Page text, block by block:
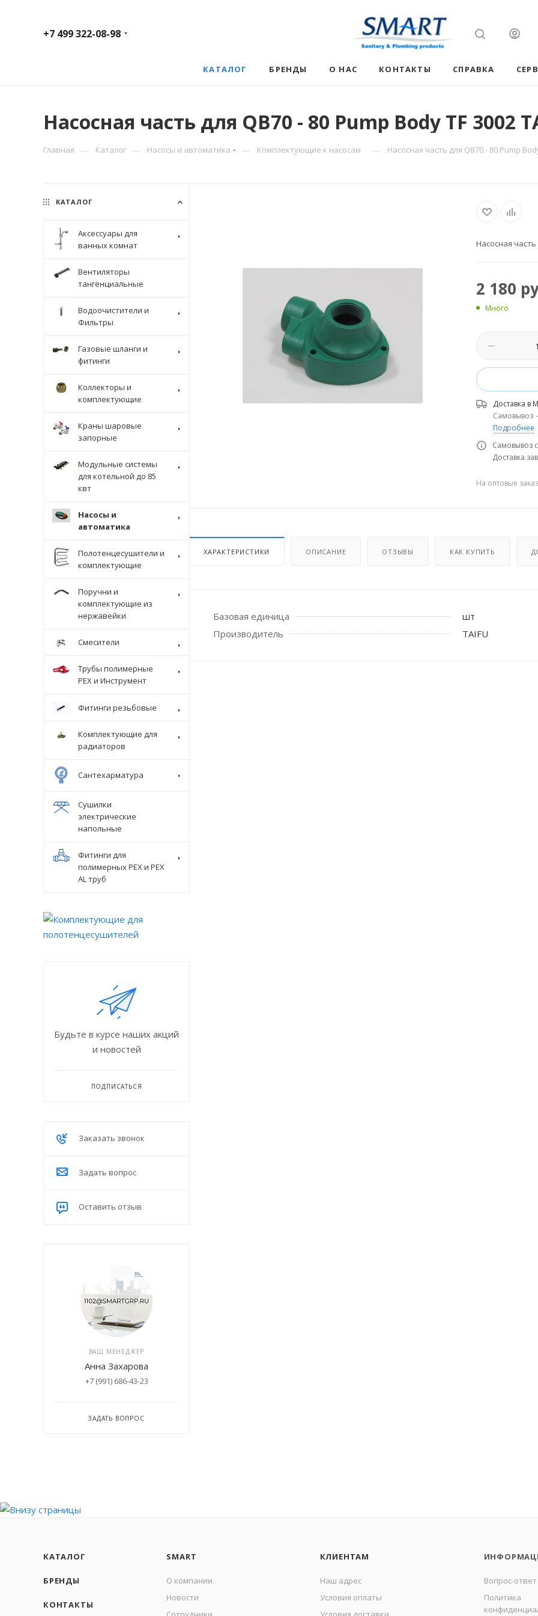
+7 499 322-08-98
КАТАЛОГ БРЕНДЫ О НАС КОНТАКТЫ СПРАВКА
Насосная часть для QB70 - 80 Pump Body TF 3002
Главная — Каталог — Насосы и автоматика — Комплектующие к насосам — Насосная часть для QB70 - 80 Pump
Насосная часть
2 180
Много
Доставка в
Самовывоз
Подробнее
Самовывоз
Доставка
На оптовые
ХАРАКТЕРИСТИКИ ОПИСАНИЕ ОТЗЫВЫ КАК КУПИТЬ
Базовая единица
шт
Производитель
TAIFU
КАТАЛОГ
Аксессуары для
ванных комнат
Вентиляторы
тангенциальные
Водоочистители и
Фильтры
Газовые шланги и
фитинги
Коллекторы и
комплектующие
Краны шаровые
запорные
Модульные системы
для котельной до 85
квт
Насосы и
автоматика
Полотенцесушители и
комплектующие
Поручни и
комплектующие из
нержавейки
Смесители
Трубы полимерные
PEX и Инструмент
Фитинги резьбовые
Комплектующие для
радиаторов
Сантехарматура
Сушилки
электрические
напольные
Фитинги для
полимерных PEX и PEX
AL труб
Будьте в курсе наших акций
и новостей
ПОДПИСАТЬСЯ
Заказать звонок
Задать вопрос
Оставить отзыв
ВАШ МЕНЕДЖЕР
Анна Захарова
+7 (991) 686-43-23
ЗАДАТЬ ВОПРОС
КАТАЛОГ
БРЕНДЫ
КОНТАКТЫ
SMART
О компании
Новости
КЛИЕНТАМ
Наш адрес
Условия оплаты
Вопрос-ответ
Политика